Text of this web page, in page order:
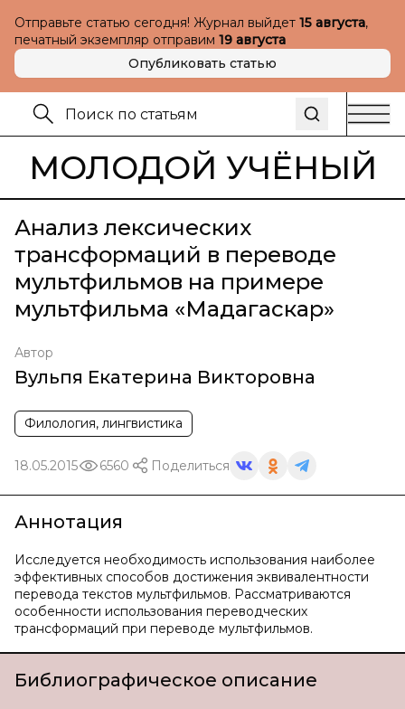
Отправьте статью сегодня! Журнал выйдет 15 августа,
печатный экземпляр отправим 19 августа
Опубликовать статью
МОЛОДОЙ УЧЁНЫЙ
Анализ лексических
трансформаций в переводе
мультфильмов на примере
мультфильма «Мадагаскар»
Автор
Вульпя Екатерина Викторовна
Филология, лингвистика
18.05.2015 6560 Поделиться
Аннотация
Исследуется необходимость использования наиболее
эффективных способов достижения эквивалентности
перевода текстов мультфильмов. Рассматриваются
особенности использования переводческих
трансформаций при переводе мультфильмов.
Библиографическое описание